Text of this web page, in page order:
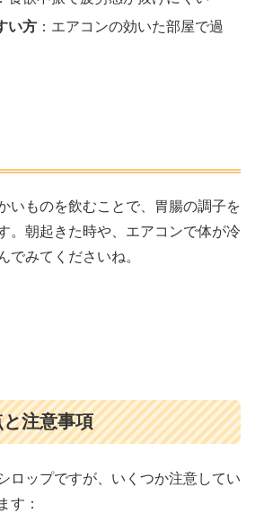
い方 ：エアコンの効いた部屋で過
いものを飲むことで、胃腸の調子を
。朝起きた時や、エアコンで体が冷
でみてくださいね。
注意事項
ロップですが、いくつか注意してい
す：